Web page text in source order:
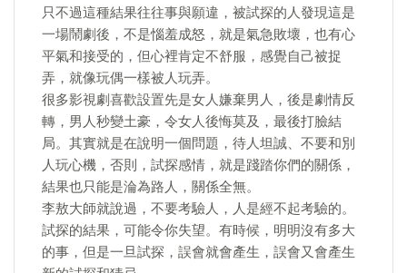
只不過這種結果往往事與願違，被試探的人發現這是
一場鬧劇後，不是惱羞成怒，就是氣急敗壞，也有心
平氣和接受的，但心裡肯定不舒服，感覺自己被捉
弄，就像玩偶一樣被人玩弄。
很多影視劇喜歡設置先是女人嫌棄男人，後是劇情反
轉，男人秒變土豪，令女人後悔莫及，最後打臉結
局。其實就是在說明一個問題，待人坦誠、不要和別
人玩心機，否則，試探感情，就是踐踏你們的關係，
結果也只能是淪為路人，關係全無。
李敖大師就說過，不要考驗人，人是經不起考驗的。
試探的結果，可能令你失望。有時候，明明沒有多大
的事，但是一旦試探，誤會就會產生，誤會又會產生